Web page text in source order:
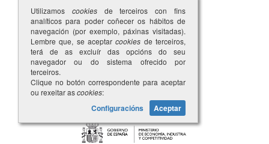
reer
rẽes
refeçar
refece
referir
referta
reger
rei
Utilizamos cookiesde terceiros con fins
analíticos para poder coñecer os hábitos de
navegación (por exemplo, páxinas visitadas).
Lembre que, se aceptarcookies de terceiros,
terá de as excluír das opcións do seu
navegador ou do sistema ofrecido por
terceiros.
Clique no botón correspondente para aceptar
ou rexeitar ascookies:
Configuracións Aceptar